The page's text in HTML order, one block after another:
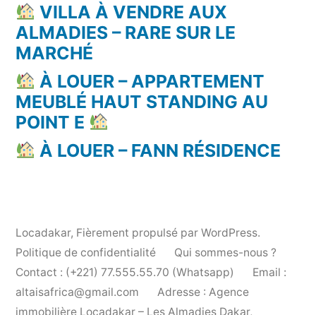
VILLA À VENDRE AUX
ALMADIES – RARE SUR LE
MARCHÉ
À LOUER – APPARTEMENT
MEUBLÉ HAUT STANDING AU
POINT E
À LOUER – FANN RÉSIDENCE
Locadakar, Fièrement propulsé par WordPress.
Politique de confidentialité
Qui sommes-nous ?
Contact : (+221) 77.555.55.70 (Whatsapp)
Email :
altaisafrica@gmail.com
Adresse : Agence
immobilière Locadakar – Les Almadies Dakar,